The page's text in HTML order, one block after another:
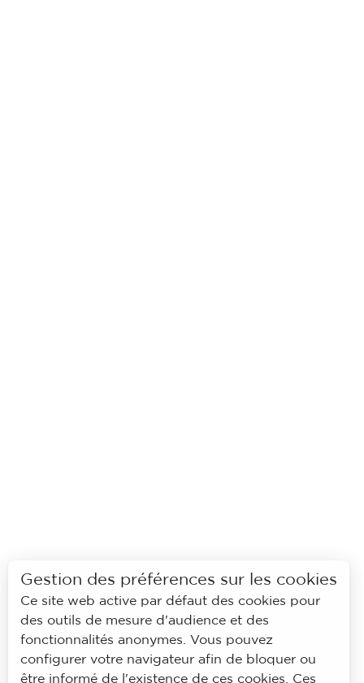
Gestion des préférences sur les cookies
Ce site web active par défaut des cookies pour
des outils de mesure d'audience et des
fonctionnalités anonymes. Vous pouvez
configurer votre navigateur afin de bloquer ou
être informé de l'existence de ces cookies. Ces